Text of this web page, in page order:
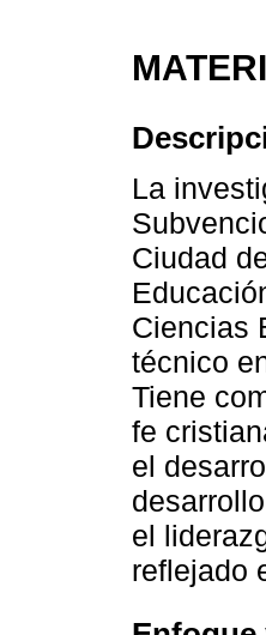
La
Ciudad
Ciencias
técnico
Tiene
fe
el
el
reflejado